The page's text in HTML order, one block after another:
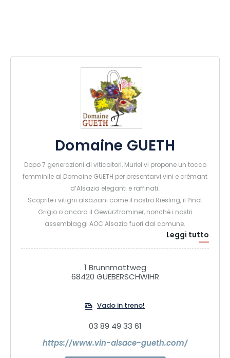
Domaine GUETH
Dopo 7 generazioni di viticoltori, Muriel vi propone un tocco
femminile al Domaine GUETH per presentarvi vini e crémant
d’Alsazia eleganti e raffinati.
Scoprite i vitigni alsaziani come il nostro Riesling, il Pinot
Grigio o ancora il Gewürztraminer, nonché i nostri
assemblaggi AOC Alsazia fuori dal comune.
Leggi tutto
1 Brunnmattweg
68420 GUEBERSCHWIHR
Vado in treno!
03 89 49 33 61
https://www.vin-alsace-gueth.com/